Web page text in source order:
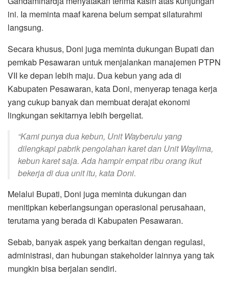
ini. Ia meminta maaf karena belum sempat silaturahmi
langsung.
Secara khusus, Doni juga meminta dukungan Bupati dan
pemkab Pesawaran untuk menjalankan manajemen PTPN
VII ke depan lebih maju. Dua kebun yang ada di
Kabupaten Pesawaran, kata Doni, menyerap tenaga kerja
yang cukup banyak dan membuat derajat ekonomi
lingkungan sekitarnya lebih bergeliat.
“Kami punya dua kebun, Unit Wayberulu yang
dilengkapi pabrik pengolahan karet dan Unit Waylima,
kebun karet saja. Ada hampir empat ribu orang ikut
bekerja di dua unit itu, kata Doni.
Melalui Bupati, Doni juga meminta dukungan dan
menitipkan keberlangsungan operasional perusahaan,
terutama yang berada di Kabupaten Pesawaran.
Sebab, banyak aspek yang berkaitan dengan regulasi,
administrasi, dan hubungan stakeholder lainnya yang tak
mungkin bisa berjalan sendiri.